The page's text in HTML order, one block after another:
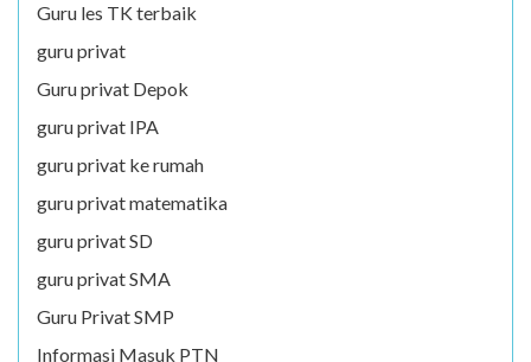
Guru les TK terbaik
guru privat
Guru privat Depok
guru privat IPA
guru privat ke rumah
guru privat matematika
guru privat SD
guru privat SMA
Guru Privat SMP
Informasi Masuk PTN